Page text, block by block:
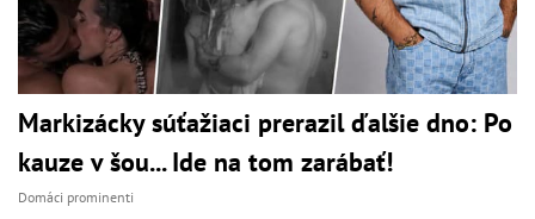
Markizácky súťažiaci prerazil ďalšie dno: Po
kauze v šou... Ide na tom zarábať!
Domáci prominenti